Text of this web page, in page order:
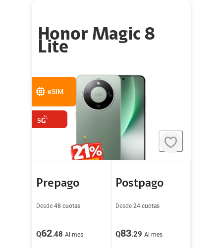
Honor Magic 8
Lite
eSIM
Prepago
Desde 48 cuotas
Q62.48 Al mes
Postpago
Desde 24 cuotas
Q83.29 Al mes